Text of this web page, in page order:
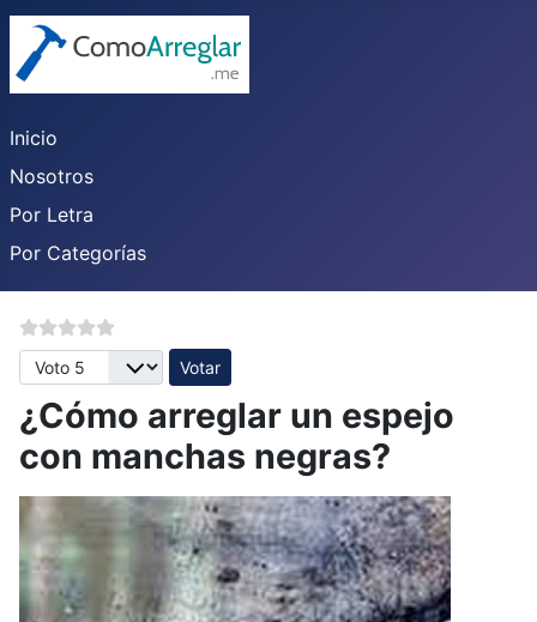
Inicio
Nosotros
Por Letra
Por Categorías
Por favor, vote
¿Cómo arreglar un espejo
con manchas negras?